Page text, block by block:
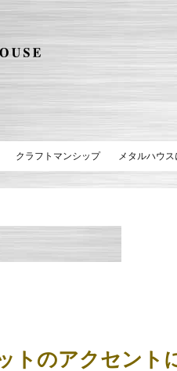
クラフトマンシップ メタルハウ
トのアクセント